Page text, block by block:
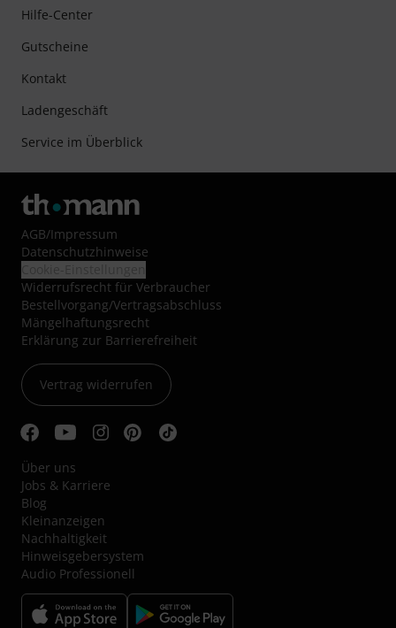
Hilfe-Center
Gutscheine
Kontakt
Ladengeschäft
Service im Überblick
AGB/Impressum
Datenschutzhinweise
Widerrufsrecht für Verbraucher
Bestellvorgang/Vertragsabschluss
Mängelhaftungsrecht
Erklärung zur Barrierefreiheit
Vertrag widerrufen
Über uns
Jobs & Karriere
Blog
Kleinanzeigen
Nachhaltigkeit
Hinweisgebersystem
Audio Professionell